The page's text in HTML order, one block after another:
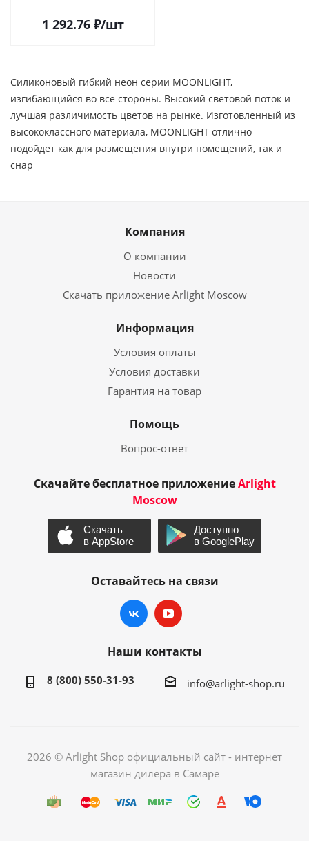
1 292.76₽/шт
Силиконовый гибкий неон серии MOONLIGHT,
изгибающийся во все стороны. Высокий световой поток и
лучшая различимость цветов на рынке. Изготовленный из
высококлассного материала, MOONLIGHT отлично
подойдет как для размещения внутри помещений, так и
снар
Компания
О компании
Новости
Скачать приложение Arlight Moscow
Информация
Условия оплаты
Условия доставки
Гарантия на товар
Помощь
Вопрос-ответ
Скачайте бесплатное приложениеArlight
Moscow
Оставайтесь на связи
Наши контакты
8 (800) 550-31-93 info@arlight-shop.ru
2026 © Arlight Shop официальный сайт - интернет
магазин дилера в Самаре